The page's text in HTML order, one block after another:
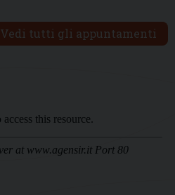
Vedi tutti gli appuntamenti